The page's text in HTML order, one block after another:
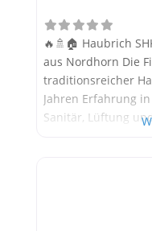
🔥🚿🏠 Haubrich
aus Nordhorn Die
traditionsreicher
Jahren Erfahrung
Sanitär, Lüftung